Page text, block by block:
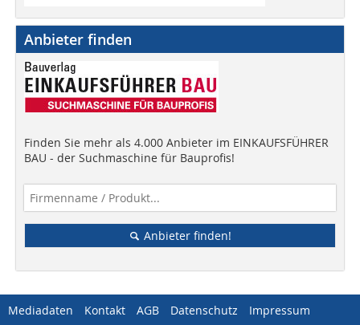
Anbieter finden
Finden Sie mehr als 4.000 Anbieter im EINKAUFSFÜHRER
BAU - der Suchmaschine für Bauprofis!
Anbieter finden!
Mediadaten Kontakt AGB Datenschutz
Impressum